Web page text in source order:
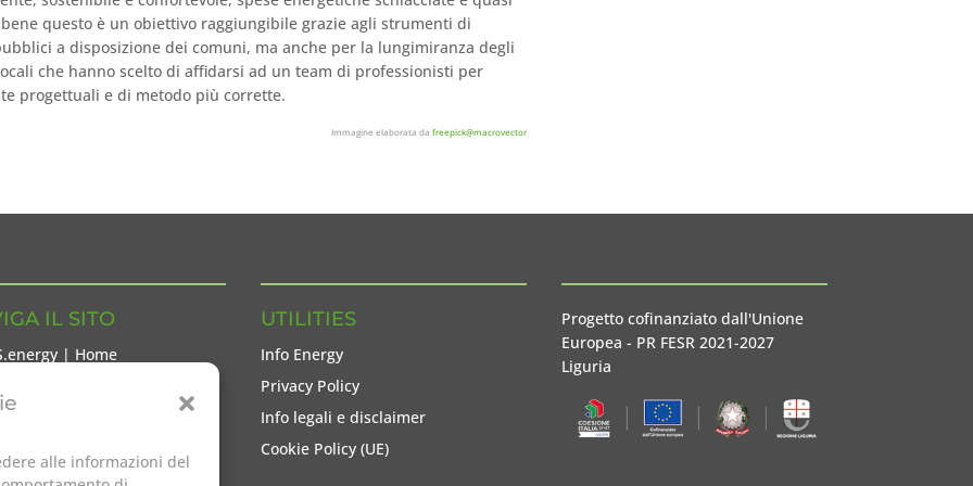
alle informazioni del
questo è un obiettivo raggiungibile grazie agli strumenti di
a disposizione dei comuni, ma anche per la lungimiranza degli
che hanno scelto di affidarsi ad un team di professionisti per
progettuali e di metodo più corrette.
Immagine elaborata da freepick@macrovector
IL SITO
| Home
UTILITIES
Info Energy
Privacy Policy
Info legali e disclaimer
Cookie Policy (UE)
Progetto cofinanziato dall'Unione
Europea - PR FESR 2021-2027
Liguria